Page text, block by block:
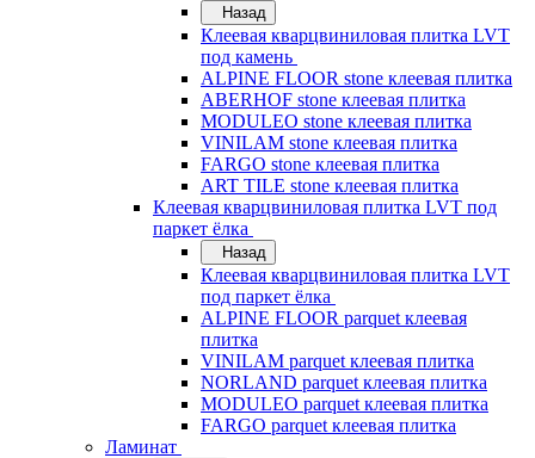
Назад
Клеевая кварцвиниловая плитка LVT
под камень
ALPINE FLOOR stone клеевая плитка
ABERHOF stone клеевая плитка
MODULEO stone клеевая плитка
VINILAM stone клеевая плитка
FARGO stone клеевая плитка
ART TILE stone клеевая плитка
Клеевая кварцвиниловая плитка LVT под
паркет ёлка
Назад
Клеевая кварцвиниловая плитка LVT
под паркет ёлка
ALPINE FLOOR parquet клеевая
плитка
VINILAM parquet клеевая плитка
NORLAND parquet клеевая плитка
MODULEO parquet клеевая плитка
FARGO parquet клеевая плитка
Ламинат